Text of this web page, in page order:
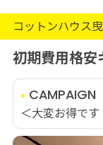
コットンハウス
初期費用格安
CAMPAIGN
＜大変お得で